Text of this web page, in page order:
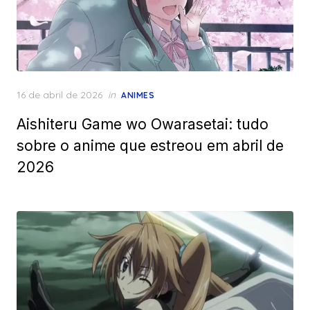
Posted
16 de abril de 2026 in ANIMES
Aishiteru Game wo Owarasetai: tudo
sobre o anime que estreou em abril de
2026